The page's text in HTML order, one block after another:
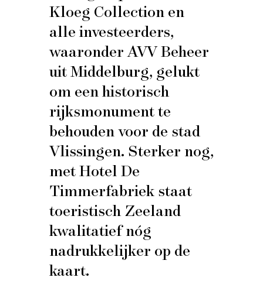
Kloeg Collection en
alle investeerders,
waaronder AVV Beheer
uit Middelburg, gelukt
om een historisch
rijksmonument te
behouden voor de stad
Vlissingen. Sterker nog,
met Hotel De
Timmerfabriek staat
toeristisch Zeeland
kwalitatief nóg
nadrukkelijker op de
kaart.